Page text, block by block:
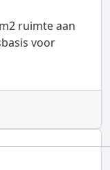
ruimte aan
voor